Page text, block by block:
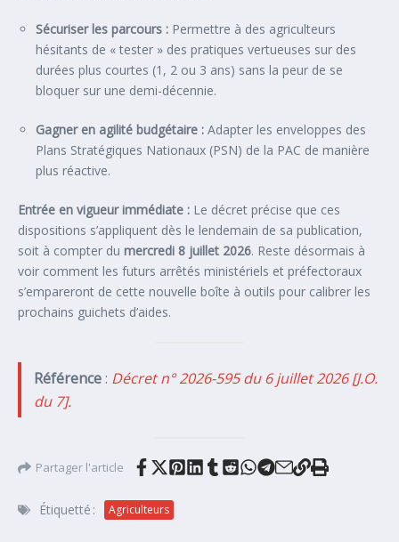
Sécuriser les parcours : Permettre à des agriculteurs
hésitants de « tester » des pratiques vertueuses sur des
durées plus courtes (1, 2 ou 3 ans) sans la peur de se
bloquer sur une demi-décennie.
Gagner en agilité budgétaire : Adapter les enveloppes des
Plans Stratégiques Nationaux (PSN) de la PAC de manière
plus réactive.
Entrée en vigueur immédiate : Le décret précise que ces
dispositions s’appliquent dès le lendemain de sa publication,
soit à compter du mercredi 8 juillet 2026. Reste désormais à
voir comment les futurs arrêtés ministériels et préfectoraux
s’empareront de cette nouvelle boîte à outils pour calibrer les
prochains guichets d’aides.
Référence: Décret n° 2026-595 du 6 juillet 2026 [J.O.
du 7].
Partager l'article
Étiquetté : Agriculteurs